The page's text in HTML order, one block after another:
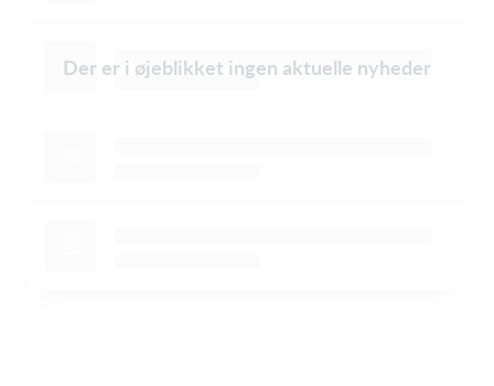
Der er i øjeblikket ingen aktuelle nyheder